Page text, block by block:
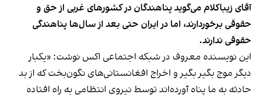
آقای زیباکلام می‌گوید پناهندگان در کشورهای غربی از حق و
حقوقی برخوردارند، اما در ایران حتی بعد از سال‌ها پناهندگی
حقوقی ندارند.
این نویسنده معروف در شبکه اجتماعی اکس نوشت: «یکبار
دیگر موج بگیر بگیر و اخراج افغانستانی‌های نگون‌بخت که از بد
حادثه به ما پناه آورده‌اند توسط نیروی انتظامی به راه افتاده